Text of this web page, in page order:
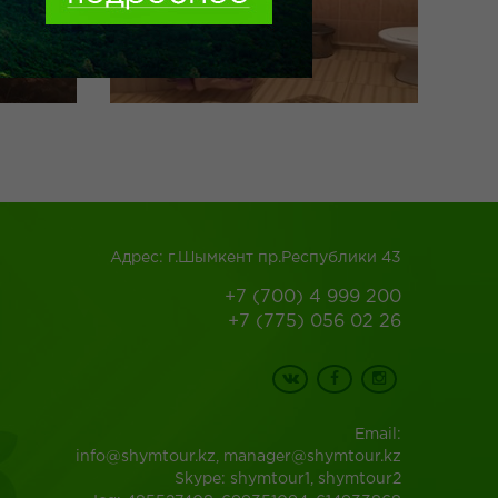
Адрес: г.Шымкент пр.Республики 43
+7 (700) 4 999 200
+7 (775) 056 02 26
Email:
info@shymtour.kz, manager@shymtour.kz
Skype: shymtour1, shymtour2